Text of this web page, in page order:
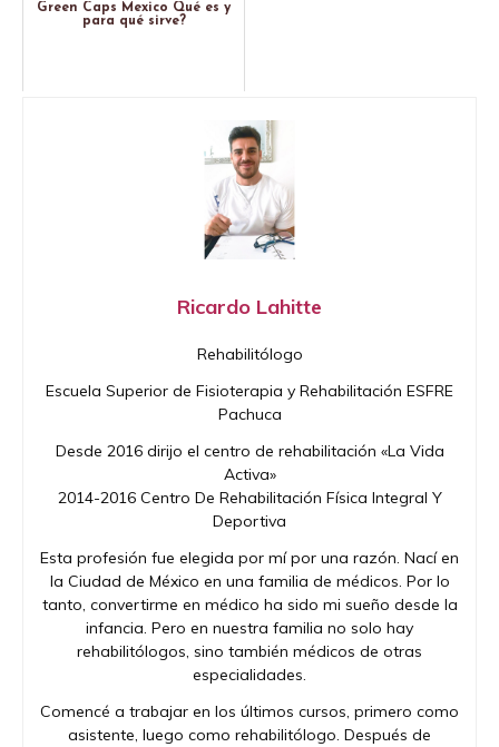
Green Caps Mexico Qué es y
para qué sirve?
Ricardo Lahitte
Rehabilitólogo
Escuela Superior de Fisioterapia y Rehabilitación ESFRE
Pachuca
Desde 2016 dirijo el centro de rehabilitación «La Vida
Activa»
2014-2016 Centro De Rehabilitación Física Integral Y
Deportiva
Esta profesión fue elegida por mí por una razón. Nací en
la Ciudad de México en una familia de médicos. Por lo
tanto, convertirme en médico ha sido mi sueño desde la
infancia. Pero en nuestra familia no solo hay
rehabilitólogos, sino también médicos de otras
especialidades.
Comencé a trabajar en los últimos cursos, primero como
asistente, luego como rehabilitólogo. Después de